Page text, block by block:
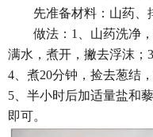
先准备材料：山药、
做法：1、山药洗净
满水，煮开，撇去浮沫；
4、煮20分钟，捡去葱结
5、半小时后加适量盐和
即可。